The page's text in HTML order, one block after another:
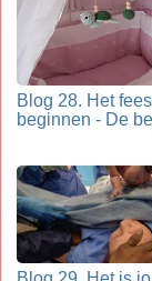
Blog 28. Het
beginnen - De